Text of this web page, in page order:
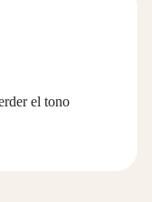
el tono